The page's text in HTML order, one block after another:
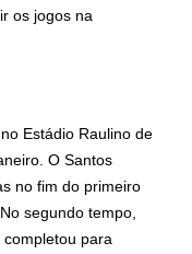
os jogos na
Estádio Raulino de
O Santos
no fim do primeiro
segundo tempo,
para